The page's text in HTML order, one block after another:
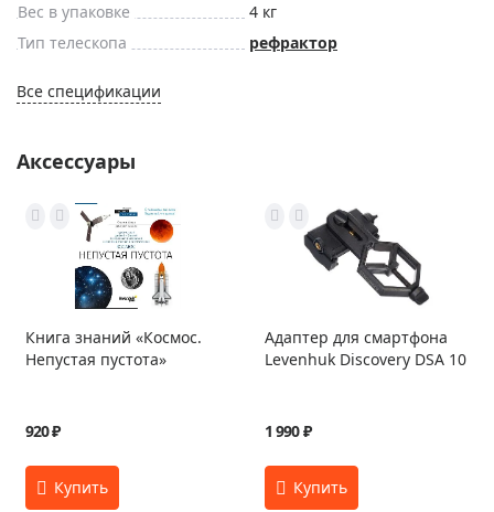
Вес в упаковке
4 кг
Тип телескопа
рефрактор
Все спецификации
Аксессуары
Книга знаний «Космос.
Непустая пустота»
920 ₽
Адаптер для смартфона
Levenhuk Discovery DSA 10
1 990 ₽